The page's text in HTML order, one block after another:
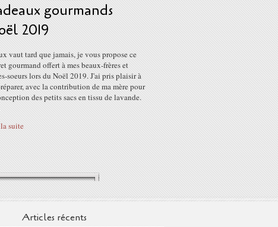
gourmands
2019
vaut tard que jamais, je vous propose ce
gourmand offert à mes beaux-frères et
soeurs lors du Noël 2019. J'ai pris plaisir à
avec la contribution de ma mère pour
des petits sacs en tissu de lavande.
suite
Articles récents